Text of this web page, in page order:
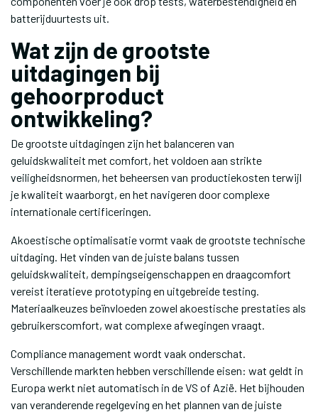
batterijduurtests uit.
Wat zijn de grootste
uitdagingen bij
gehoorproduct
ontwikkeling?
De grootste uitdagingen zijn het balanceren van
geluidskwaliteit met comfort, het voldoen aan strikte
veiligheidsnormen, het beheersen van productiekosten terwijl
je kwaliteit waarborgt, en het navigeren door complexe
internationale certificeringen.
Akoestische optimalisatie vormt vaak de grootste technische
uitdaging. Het vinden van de juiste balans tussen
geluidskwaliteit, dempingseigenschappen en draagcomfort
vereist iteratieve prototyping en uitgebreide testing.
Materiaalkeuzes beïnvloeden zowel akoestische prestaties als
gebruikerscomfort, wat complexe afwegingen vraagt.
Compliance management wordt vaak onderschat.
Verschillende markten hebben verschillende eisen: wat geldt in
Europa werkt niet automatisch in de VS of Azië. Het bijhouden
van veranderende regelgeving en het plannen van de juiste